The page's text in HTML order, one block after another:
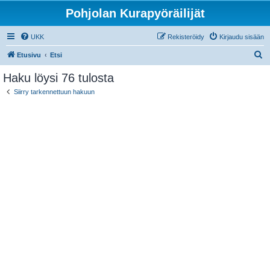
Pohjolan Kurapyöräilijät
UKK Kirjaudu sisään
Rekisteröidy
Etusivu Etsi
Haku löysi 76 tulosta
Siirry tarkennettuun hakuun